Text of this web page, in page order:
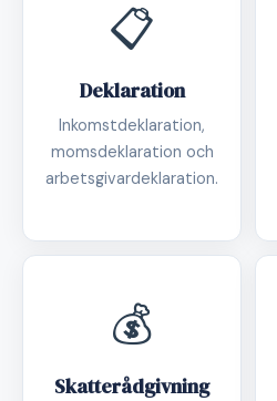
📋
Deklaration
Inkomstdeklaration,
momsdeklaration och
arbetsgivardeklaration.
💰
Skatterådgivning